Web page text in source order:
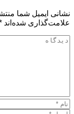
نشانی ایمیل شما
علامت‌گذاری شده‌اند